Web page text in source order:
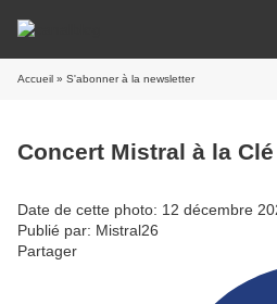
Accueil » S'abonner à la newsletter
Concert Mistral à la
Date de cette photo: 12 décembre
Publié par: Mistral26
Partager